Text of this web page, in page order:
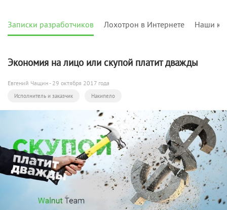
Записки разработчиков Лохотрон в Интернете Наши
Экономия на лицо или скупой платит дважды
Евгений Чащин- 29 октября 2017 года
Исполнитель и заказчик Накипело